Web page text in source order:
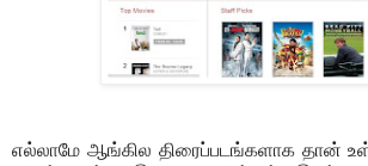
எல்லாமே ஆங்கில திரைப்படங்களாக தான்